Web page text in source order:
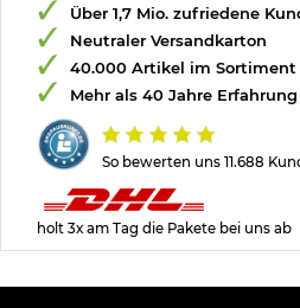
So bewerten uns 11.688
Über 1,7 Mio. zufriedene
Neutraler Versandkarton
40.000 Artikel im Sortiment
Mehr als 40 Jahre Erfahrung
holt 3x am Tag die Pakete bei uns ab